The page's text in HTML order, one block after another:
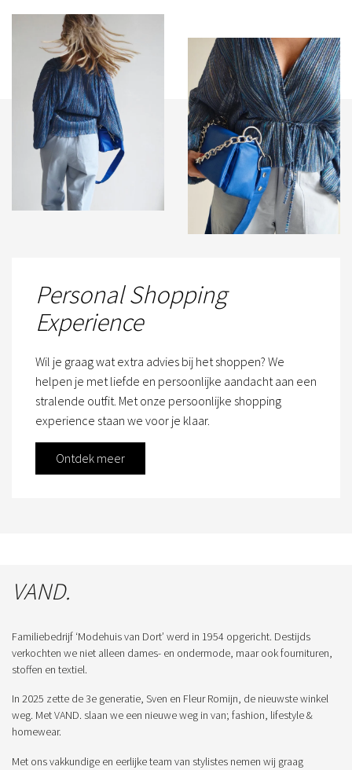
Personal Shopping
Experience
Wil je graag wat extra advies bij het shoppen? We
helpen je met liefde en persoonlijke aandacht aan een
stralende outfit. Met onze persoonlijke shopping
experience staan we voor je klaar.
Ontdek meer
VAND.
Familiebedrijf ‘Modehuis van Dort’ werd in 1954 opgericht. Destijds
verkochten we niet alleen dames- en ondermode, maar ook fournituren,
stoffen en textiel.
In 2025 zette de 3e generatie, Sven en Fleur Romijn, de nieuwste winkel
weg. Met VAND. slaan we een nieuwe weg in van; fashion, lifestyle &
homewear.
Met ons vakkundige en eerlijke team van stylistes nemen wij graag